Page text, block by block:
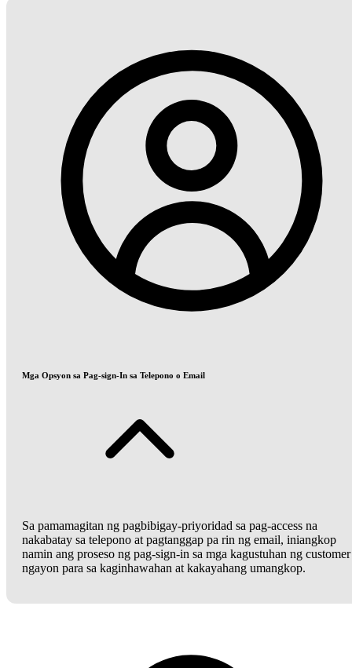
Mga Opsyon sa Pag-sign-In sa Telepono o Email
Sa pamamagitan ng pagbibigay-priyoridad sa pag-access na
nakabatay sa telepono at pagtanggap pa rin ng email, iniangkop
namin ang proseso ng pag-sign-in sa mga kagustuhan ng customer
ngayon para sa kaginhawahan at kakayahang umangkop.